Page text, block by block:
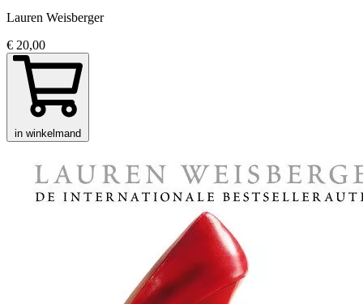
Lauren Weisberger
€ 20,00
in winkelmand